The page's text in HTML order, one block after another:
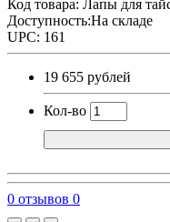
Код товара: Лапы для
Доступность:На складе
UPC: 161
19 655 рублей
Кол-во
0 отзывов 0